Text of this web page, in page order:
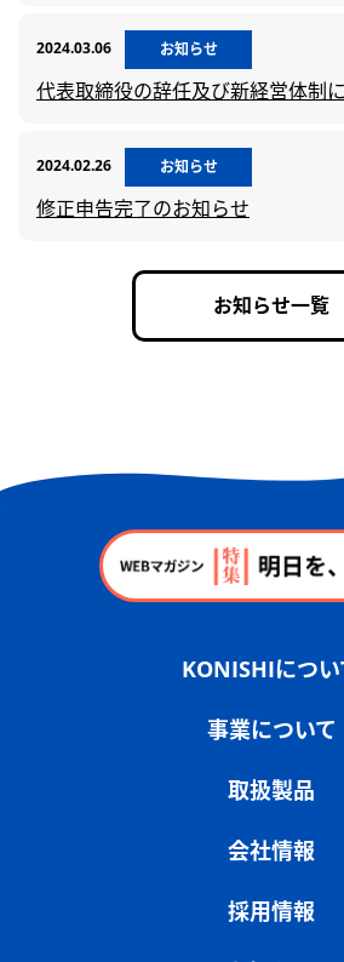
2024.03.06 お知らせ
代表取締役の辞任及び新経営体制
2024.02.26 お知らせ
修正申告完了のお知らせ
お知らせ一覧
KONISHIについ
事業について
取扱製品
会社情報
採用情報